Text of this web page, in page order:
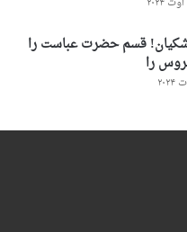
قسم حضرت عباست را
را